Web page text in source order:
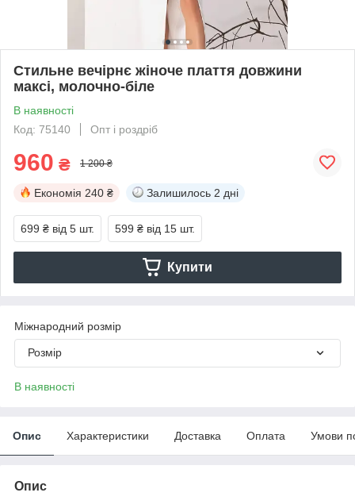
Стильне вечірнє жіноче плаття довжини
максі, молочно-біле
В наявності
Код: 75140
Опт і роздріб
960 ₴ 1 200 ₴
Економія 240 ₴ Залишилось 2 дні
699 ₴ від 5 шт. 599 ₴ від 15 шт.
Купити
Міжнародний розмір
Розмір
В наявності
Опис Характеристики Доставка Оплата Умови
Опис